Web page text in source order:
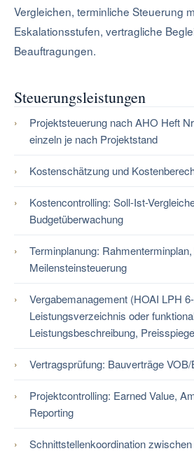
Vergleichen, terminliche Steuerung
Eskalationsstufen, vertragliche
Beauftragungen.
Steuerungsleistungen
Projektsteuerung nach AHO Heft
einzeln je nach Projektstand
Kostenschätzung und
Kostencontrolling: Soll-Ist-
Budgetüberwachung
Terminplanung:
Meilensteinsteuerung
Vergabemanagement (HOAI LPH
Leistungsverzeichnis oder
Leistungsbeschreibung,
Vertragsprüfung: Bauverträge
Projektcontrolling: Earned Value,
Reporting
Schnittstellenkoordination